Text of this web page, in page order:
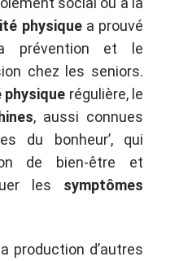
physiquea prouvé
prévention et le
chez les seniors.
régulière, le
, aussi connues
du bonheur’, qui
de bien-être et
les symptômes
production d’autres